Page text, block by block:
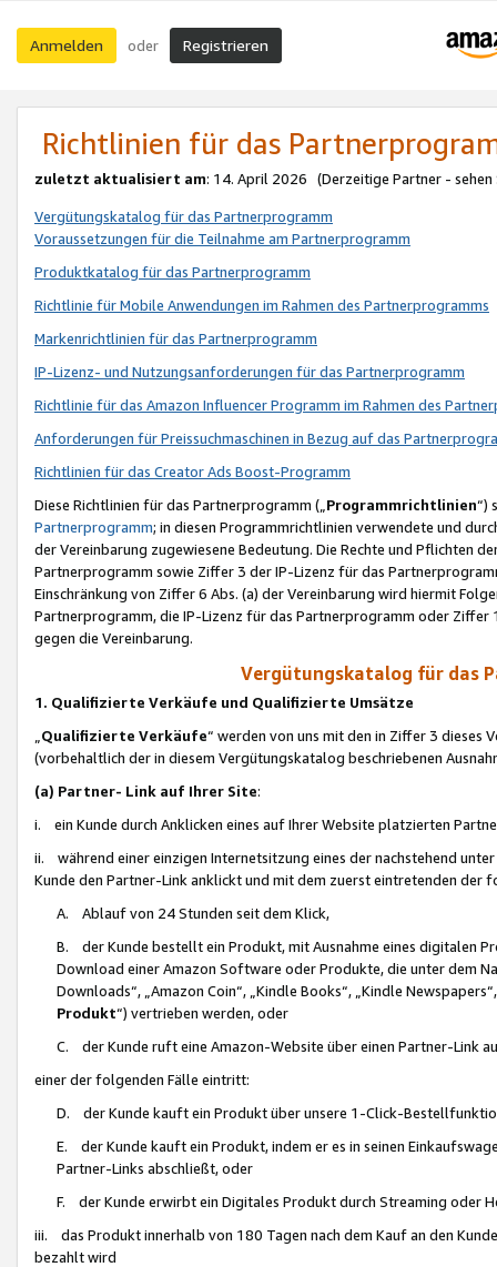
Anmelden oder Registrieren
Richtlinien für das
zuletzt aktualisiert am: 14. April 2026 (Derzeitige Partner - sehen
Vergütungskatalog für das Partnerprogramm
Voraussetzungen für die Teilnahme am Partnerprogramm
Produktkatalog für das Partnerprogramm
Richtlinie für Mobile Anwendungen im Rahmen des Partnerprogramms
Markenrichtlinien für das Partnerprogramm
IP-Lizenz- und Nutzungsanforderungen für das Partnerprogramm
Richtlinie für das Amazon Influencer Programm im Rahmen des
Anforderungen für Preissuchmaschinen in Bezug auf das
Richtlinien für das Creator Ads Boost-Programm
Diese Richtlinien für das Partnerprogramm („Programmrichtlinien“)
Partnerprogramm; in diesen Programmrichtlinien verwendete und
der Vereinbarung zugewiesene Bedeutung. Die Rechte und Pflichten
Partnerprogramm sowie Ziffer 3 der IP-Lizenz für das
Einschränkung von Ziffer 6 Abs. (a) der Vereinbarung wird hiermit
Partnerprogramm, die IP-Lizenz für das Partnerprogramm oder
gegen die Vereinbarung.
Vergütungskatalog für das
1. Qualifizierte Verkäufe und Qualifizierte Umsätze
Qualifizierte Verkäufe“ werden von uns mit den in Ziffer 3
(vorbehaltlich der in diesem Vergütungskatalog beschriebenen
(a) Partner- Link auf Ihrer Site:
i. ein Kunde durch Anklicken eines auf Ihrer Website platzierten
ii. während einer einzigen Internetsitzung eines der nachstehend
Kunde den Partner-Link anklickt und mit dem zuerst eintretenden der
A. Ablauf von 24 Stunden seit dem Klick,
B. der Kunde bestellt ein Produkt, mit Ausnahme eines digitalen
Download einer Amazon Software oder Produkte, die unter dem
Downloads“, „Amazon Coin“, „Kindle Books“, „Kindle
Produkt“) vertrieben werden, oder
C. der Kunde ruft eine Amazon-Website über einen Partner-Link
einer der folgenden Fälle eintritt:
D. der Kunde kauft ein Produkt über unsere 1-Click-
E. der Kunde kauft ein Produkt, indem er es in seinen
Partner-Links abschließt, oder
F. der Kunde erwirbt ein Digitales Produkt durch Streaming oder
iii. das Produkt innerhalb von 180 Tagen nach dem Kauf an den
bezahlt wird